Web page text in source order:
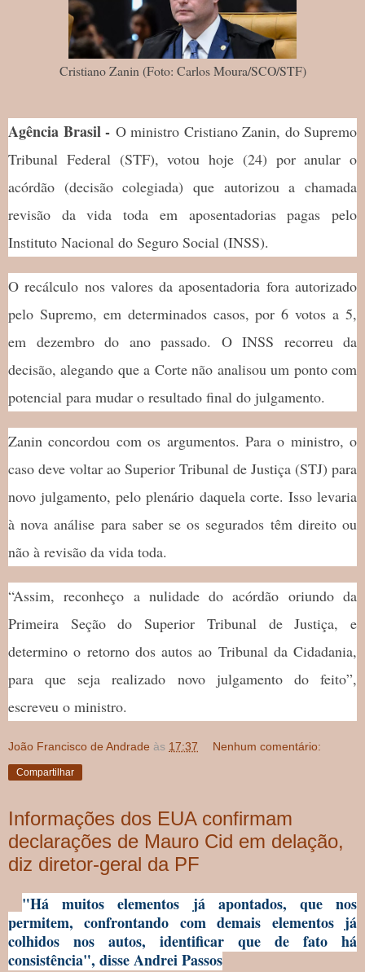
Cristiano Zanin (Foto: Carlos Moura/SCO/STF)
Agência Brasil - O ministro Cristiano Zanin, do Supremo
Tribunal Federal (STF), votou hoje (24) por anular o
acórdão (decisão colegiada) que autorizou a chamada
revisão da vida toda em aposentadorias pagas pelo
Instituto Nacional do Seguro Social (INSS).
O recálculo nos valores da aposentadoria fora autorizado
pelo Supremo, em determinados casos, por 6 votos a 5,
em dezembro do ano passado. O INSS recorreu da
decisão, alegando que a Corte não analisou um ponto com
potencial para mudar o resultado final do julgamento.
Zanin concordou com os argumentos. Para o ministro, o
caso deve voltar ao Superior Tribunal de Justiça (STJ) para
novo julgamento, pelo plenário daquela corte. Isso levaria
à nova análise para saber se os segurados têm direito ou
não à revisão da vida toda.
“Assim, reconheço a nulidade do acórdão oriundo da
Primeira Seção do Superior Tribunal de Justiça, e
determino o retorno dos autos ao Tribunal da Cidadania,
para que seja realizado novo julgamento do feito”,
escreveu o ministro.
João Francisco de Andrade às 17:37 Nenhum comentário:
Compartilhar
Informações dos EUA confirmam
declarações de Mauro Cid em delação,
diz diretor-geral da PF
"Há muitos elementos já apontados, que nos
permitem, confrontando com demais elementos já
colhidos nos autos, identificar que de fato há
consistência", disse Andrei Passos